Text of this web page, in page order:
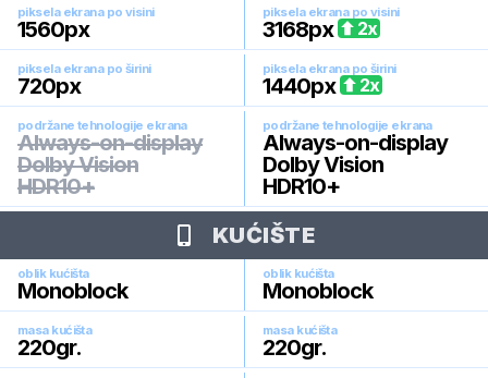
piksela ekrana po visini
1560px
piksela ekrana po visini
3168px 2x
piksela ekrana po širini
720px
piksela ekrana po širini
1440px 2x
podržane tehnologije ekrana
Always-on-display
Dolby Vision
HDR10+
podržane tehnologije ekrana
Always-on-display
Dolby Vision
HDR10+
KUĆIŠTE
oblik kućišta
Monoblock
oblik kućišta
Monoblock
masa kućišta
220gr.
masa kućišta
220gr.